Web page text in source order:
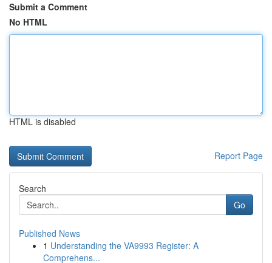
Submit a Comment
No HTML
HTML is disabled
Report Page
Search
Go
Published News
1 Understanding the VA9993 Register: A
Comprehens...